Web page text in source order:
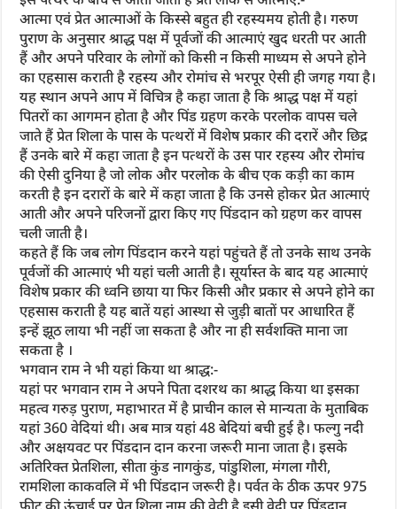
आत्मा एवं प्रेत आत्माओं के किस्से बहुत ही रहस्यमय होती है। गरुण
पुराण के अनुसार श्राद्ध पक्ष में पूर्वजों की आत्माएं खुद धरती पर आती
हैं और अपने परिवार के लोगों को किसी न किसी माध्यम से अपने होने
का एहसास कराती है रहस्य और रोमांच से भरपूर ऐसी ही जगह गया है।
यह स्थान अपने आप में विचित्र है कहा जाता है कि श्राद्ध पक्ष में यहां
पितरों का आगमन होता है और पिंड ग्रहण करके परलोक वापस चले
जाते हैं प्रेत शिला के पास के पत्थरों में विशेष प्रकार की दरारें और छिद्र
हैं उनके बारे में कहा जाता है इन पत्थरों के उस पार रहस्य और रोमांच
की ऐसी दुनिया है जो लोक और परलोक के बीच एक कड़ी का काम
करती है इन दरारों के बारे में कहा जाता है कि उनसे होकर प्रेत आत्माएं
आती और अपने परिजनों द्वारा किए गए पिंडदान को ग्रहण कर वापस
चली जाती है।
कहते हैं कि जब लोग पिंडदान करने यहां पहुंचते हैं तो उनके साथ उनके
पूर्वजों की आत्माएं भी यहां चली आती है। सूर्यास्त के बाद यह आत्माएं
विशेष प्रकार की ध्वनि छाया या फिर किसी और प्रकार से अपने होने का
एहसास कराती है यह बातें यहां आस्था से जुड़ी बातों पर आधारित हैं
इन्हें झूठ लाया भी नहीं जा सकता है और ना ही सर्वशक्ति माना जा
सकता है ।
भगवान राम ने भी यहां किया था श्राद्ध:-
यहां पर भगवान राम ने अपने पिता दशरथ का श्राद्ध किया था इसका
महत्व गरुड़ पुराण, महाभारत में है प्राचीन काल से मान्यता के मुताबिक
यहां 360 वेदियां थी। अब मात्र यहां 48 बेदियां बची हुई है। फल्गु नदी
और अक्षयवट पर पिंडदान दान करना जरूरी माना जाता है। इसके
अतिरिक्त प्रेतशिला, सीता कुंड नागकुंड, पांडुशिला, मंगला गौरी,
रामशिला काकवलि में भी पिंडदान जरूरी है। पर्वत के ठीक ऊपर 975
फीट की ऊंचाई पर प्रेत शिला नाम की वेदी है इसी वेदी पर पिंडदान